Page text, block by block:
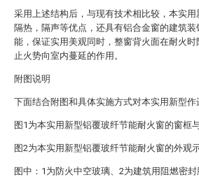
采用上述结构后，与现有技术相比较，本实
隔热，隔声等优点，还具有铝合金窗的建筑
能，保证实用美观同时，整窗背火面在耐火
止火势向室内蔓延的作用。
附图说明
下面结合附图和具体实施方式对本实用新型作
图1为本实用新型铝覆玻纤节能耐火窗的窗框
图2为本实用新型铝覆玻纤节能耐火窗的外观示
图中：1为防火中空玻璃、2为建筑用阻燃密